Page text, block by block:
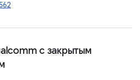
с закрытым